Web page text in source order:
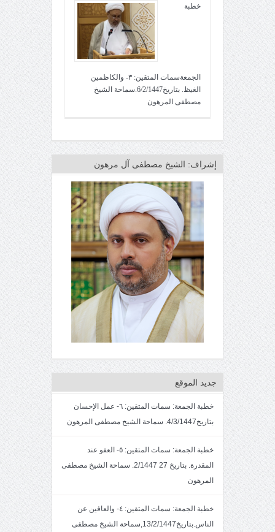
خطبة
الجمعةسمات المتقين: ٣- والكاظمين
الغيظ. بتاريخ6/2/1447.سماحة الشيخ
مصطفى المرهون
إشراف: الشيخ مصطفى آل مرهون
جديد الموقع
خطبة الجمعة: سمات المتقين: ٦- عمل الإحسان
بتاريخ4/3/1447. سماحة الشيخ مصطفى المرهون
خطبة الجمعة: سمات المتقين: ٥- العفو عند
المقدرة. بتاريخ 27 2/1447. سماحة الشيخ مصطفى
المرهون
خطبة الجمعة: سمات المتقين: ٤- والعافين عن
الناس.بتاريخ13/2/1447,سماحة الشيخ مصطفى